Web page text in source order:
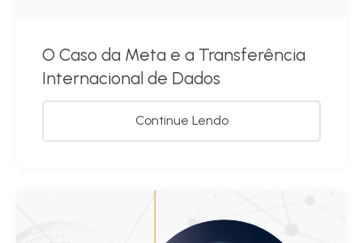
O Caso da Meta e a Transferência
Internacional de Dados
Continue Lendo